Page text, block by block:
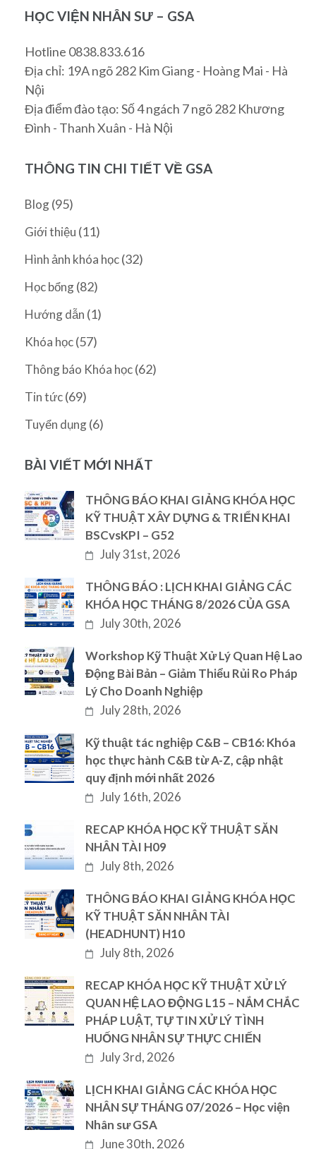
HỌC VIỆN NHÂN SƯ – GSA
Hotline 0838.833.616
Địa chỉ: 19A ngõ 282 Kim Giang - Hoàng Mai - Hà
Nội
Địa điểm đào tạo: Số 4 ngách 7 ngõ 282 Khương
Đình - Thanh Xuân - Hà Nội
THÔNG TIN CHI TIẾT VỀ GSA
Blog(95)
Giới thiệu (11)
Hình ảnh khóa học(32)
Học bổng(82)
Hướng dẫn (1)
Khóa học(57)
Thông báo Khóa học(62)
Tin tức(69)
Tuyển dụng(6)
BÀI VIẾT MỚI NHẤT
THÔNG BÁO KHAI GIẢNG KHÓA HỌC
KỸ THUẬT XÂY DỰNG & TRIỂN KHAI
BSCvsKPI – G52
July 31st, 2026
THÔNG BÁO : LỊCH KHAI GIẢNG CÁC
KHÓA HỌC THÁNG 8/2026 CỦA GSA
July 30th, 2026
Workshop Kỹ Thuật Xử Lý Quan Hệ Lao
Động Bài Bản – Giảm Thiểu Rủi Ro Pháp
Lý Cho Doanh Nghiệp
July 28th, 2026
Kỹ thuật tác nghiệp C&B – CB16: Khóa
học thực hành C&B từ A-Z, cập nhật
quy định mới nhất 2026
July 16th, 2026
RECAP KHÓA HỌC KỸ THUẬT SĂN
NHÂN TÀI H09
July 8th, 2026
THÔNG BÁO KHAI GIẢNG KHÓA HỌC
KỸ THUẬT SĂN NHÂN TÀI
(HEADHUNT) H10
July 8th, 2026
RECAP KHÓA HỌC KỸ THUẬT XỬ LÝ
QUAN HỆ LAO ĐỘNG L15 – NẮM CHẮC
PHÁP LUẬT, TỰ TIN XỬ LÝ TÌNH
HUỐNG NHÂN SỰ THỰC CHIẾN
July 3rd, 2026
LỊCH KHAI GIẢNG CÁC KHÓA HỌC
NHÂN SỰ THÁNG 07/2026 – Học viện
Nhân sư GSA
June 30th, 2026